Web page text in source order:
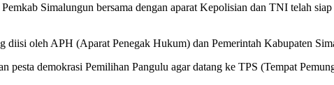
Simalungun bersama dengan aparat Kepolisian dan TNI telah
oleh APH (Aparat Penegak Hukum) dan Pemerintah Kabupaten
demokrasi Pemilihan Pangulu agar datang ke TPS (Tempat